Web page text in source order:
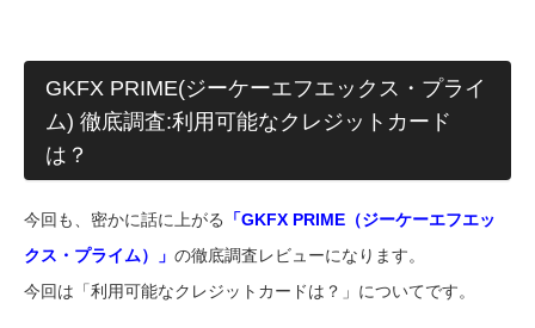
GKFX PRIME(ジーケーエフエックス・プライ
ム) 徹底調査:利用可能なクレジットカード
は？
今回も、密かに話に上がる
「GKFX PRIME（ジーケーエフエッ
クス・プライム）」 の徹底調査レビューになります。
今回は「利用可能なクレジットカードは？」についてです。